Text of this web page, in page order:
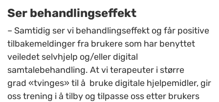
Ser behandlingseffekt
– Samtidig ser vi behandlingseffekt og får positive
tilbakemeldinger fra brukere som har benyttet
veiledet selvhjelp og/eller digital
samtalebehandling. At vi terapeuter i større
grad «tvinges» til å bruke digitale hjelpemidler, gir
oss trening i å tilby og tilpasse oss etter brukers